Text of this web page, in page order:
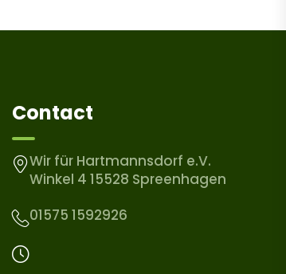
Contact
Wir für Hartmannsdorf e.V.
Winkel 4 15528 Spreenhagen
01575 1592926